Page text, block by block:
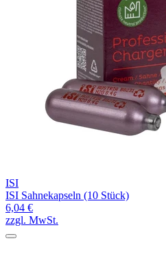
ISI
ISI Sahnekapseln (10 Stück)
6,04 €
zzgl. MwSt.